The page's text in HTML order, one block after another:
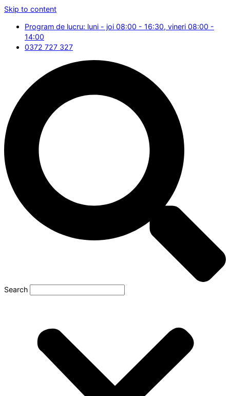
Skip to content
Program de lucru: luni - joi 08:00 - 16:30, vineri 08:00 -
14:00
0372 727 327
Search